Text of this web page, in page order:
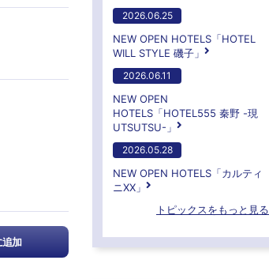
追加
2026.06.25
NEW OPEN HOTELS「HOTEL
WILL STYLE 磯子」
2026.06.11
NEW OPEN
HOTELS「HOTEL555 秦野 -現
UTSUTSU-」
2026.05.28
NEW OPEN HOTELS「カルティ
ニXX」
トピックスをもっと見る